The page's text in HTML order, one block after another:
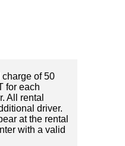
of 50
for each
All rental
driver.
at the rental
with a valid